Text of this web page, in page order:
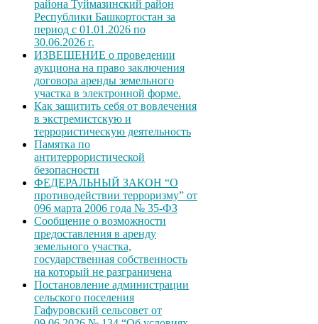
района Туймазинский район
Республики Башкортостан за
период с 01.01.2026 по
30.06.2026 г.
ИЗВЕЩЕНИЕ о проведении
аукциона на право заключения
договора аренды земельного
участка в электронной форме.
Как защитить себя от вовлечения
в экстремистскую и
террористическую деятельность
Памятка по
антитеррористической
безопасности
ФЕДЕРАЛЬНЫЙ ЗАКОН “О
противодействии терроризму” от
096 марта 2006 года № 35-ФЗ
Сообщение о возможности
предоставления в аренду
земельного участка,
государственная собственность
на который не разграничена
Постановление администрации
сельского поселения
Гафуровский сельсовет от